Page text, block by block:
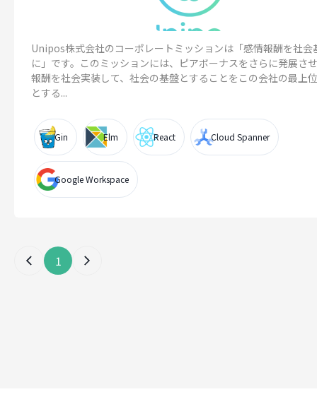
Unipos株式会社のコーポレートミッションは「感情報酬を社会
に」です。このミッションには、ピアボーナスをさらに発展さ
報酬を社会実装して、社会の基盤とすることをこの会社の最上
とする...
Gin Elm React Cloud Spanner
Google Workspace
1